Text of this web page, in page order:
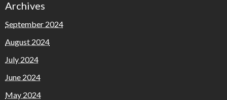
Archives
September 2024
August 2024
July 2024
June 2024
May 2024